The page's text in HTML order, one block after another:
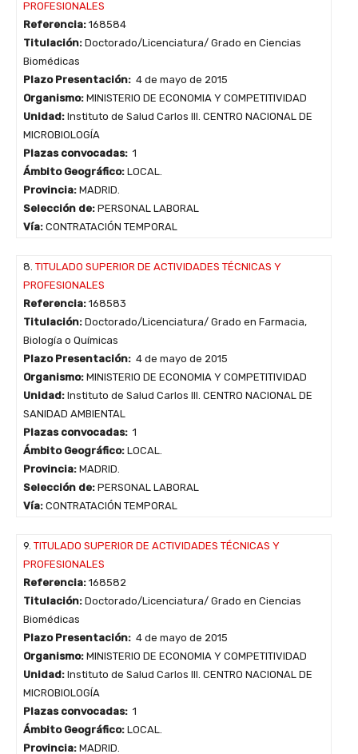
PROFESIONALES
Referencia: 168584
Titulación: Doctorado/Licenciatura/ Grado en Ciencias
Biomédicas
Plazo Presentación: 4 de mayo de 2015
Organismo: MINISTERIO DE ECONOMIA Y COMPETITIVIDAD
Unidad: Instituto de Salud Carlos III. CENTRO NACIONAL DE
MICROBIOLOGÍA
Plazas convocadas: 1
Ámbito Geográfico: LOCAL.
Provincia: MADRID.
Selección de: PERSONAL LABORAL
Vía: CONTRATACIÓN TEMPORAL
8. TITULADO SUPERIOR DE ACTIVIDADES TÉCNICAS Y
PROFESIONALES
Referencia: 168583
Titulación: Doctorado/Licenciatura/ Grado en Farmacia,
Biología o Químicas
Plazo Presentación: 4 de mayo de 2015
Organismo: MINISTERIO DE ECONOMIA Y COMPETITIVIDAD
Unidad: Instituto de Salud Carlos III. CENTRO NACIONAL DE
SANIDAD AMBIENTAL
Plazas convocadas: 1
Ámbito Geográfico: LOCAL.
Provincia: MADRID.
Selección de: PERSONAL LABORAL
Vía: CONTRATACIÓN TEMPORAL
9. TITULADO SUPERIOR DE ACTIVIDADES TÉCNICAS Y
PROFESIONALES
Referencia: 168582
Titulación: Doctorado/Licenciatura/ Grado en Ciencias
Biomédicas
Plazo Presentación: 4 de mayo de 2015
Organismo: MINISTERIO DE ECONOMIA Y COMPETITIVIDAD
Unidad: Instituto de Salud Carlos III. CENTRO NACIONAL DE
MICROBIOLOGÍA
Plazas convocadas: 1
Ámbito Geográfico: LOCAL.
Provincia: MADRID.